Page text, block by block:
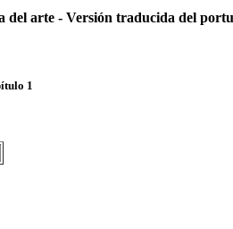
del arte - Versión traducida del
1